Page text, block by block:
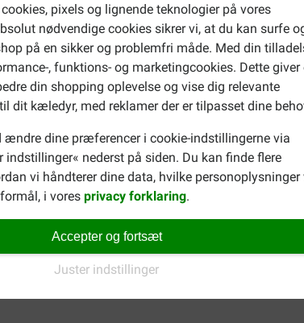
pixels og lignende teknologier på vores
nødvendige cookies sikrer vi, at du kan surfe
på en sikker og problemfri måde. Med din
, funktions- og marketingcookies. Dette giver
din shopping oplevelse og vise dig relevante
dit kæledyr, med reklamer der er tilpasset dine
ændre dine præferencer i cookie-indstillingerne via
indstillinger« nederst på siden. Du kan finde flere
vi håndterer dine data, hvilke personoplysninger
i vores privacy forklaring.
Accepter og fortsæt
Juster indstillinger
. Du kan også udforske hele sortimentet af BF